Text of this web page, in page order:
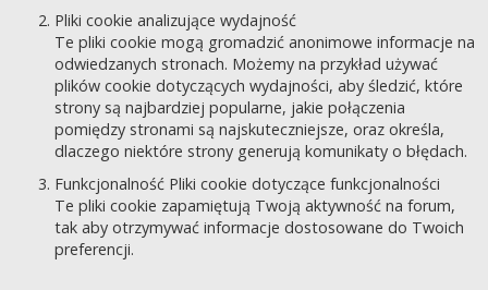
Pliki cookie analizujące wydajność
Te pliki cookie mogą gromadzić anonimowe informacje na
odwiedzanych stronach. Możemy na przykład używać
plików cookie dotyczących wydajności, aby śledzić, które
strony są najbardziej popularne, jakie połączenia
pomiędzy stronami są najskuteczniejsze, oraz określa,
dlaczego niektóre strony generują komunikaty o błędach.
Funkcjonalność Pliki cookie dotyczące funkcjonalności
Te pliki cookie zapamiętują Twoją aktywność na forum,
tak aby otrzymywać informacje dostosowane do Twoich
preferencji.